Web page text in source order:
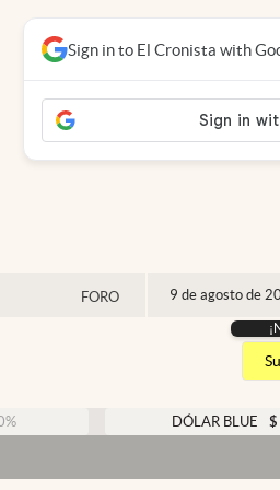
FORO 9 de agosto de
DÓLAR BLUE $ 1525 -
Sign in to El Cronista with